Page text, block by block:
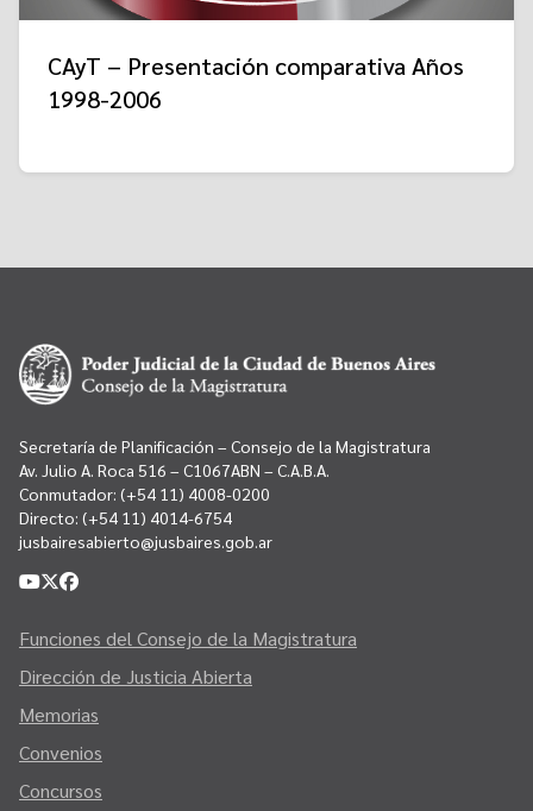
CAyT – Presentación comparativa Años
1998-2006
Secretaría de Planificación – Consejo de la Magistratura
Av. Julio A. Roca 516 – C1067ABN – C.A.B.A.
Conmutador: (+54 11) 4008-0200
Directo: (+54 11) 4014-6754
jusbairesabierto@jusbaires.gob.ar
Funciones del Consejo de la Magistratura
Dirección de Justicia Abierta
Memorias
Convenios
Concursos